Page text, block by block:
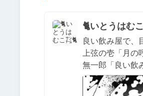
🐈いとうはむ
良い飲み屋で、
上弦の壱「月の
無一郎「良い